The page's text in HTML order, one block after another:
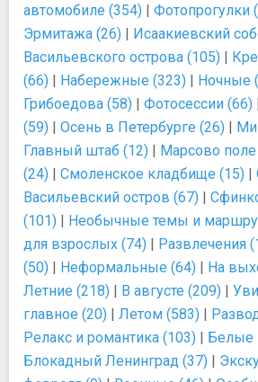
автомобиле (354) | Фотопрогулки
Эрмитажа (26) | Исаакиевский
Васильевского острова (105) |
(66) | Набережные (323) | Ночные
Грибоедова (58) | Фотосессии (66) |
(59) | Осень в Петербурге (26) |
Главный штаб (12) | Марсово
(24) | Смоленское кладбище (15) |
Васильевский остров (67) |
(101) | Необычные темы и
для взрослых (74) | Развлечения
(50) | Неформальные (64) | На
Летние (218) | В августе (209) |
главное (20) | Летом (583) |
Релакс и романтика (103) | Белые
Блокадный Ленинград (37) |